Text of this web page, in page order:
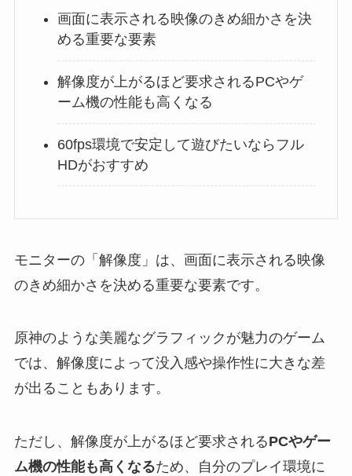
画面に表示される映像のきめ細かさを決
める重要な要素
解像度が上がるほど要求されるPCやゲ
ーム機の性能も高くなる
60fps環境で安定して遊びたいならフル
HDがおすすめ
モニターの「解像度」は、画面に表示される映像
のきめ細かさを決める重要な要素です。
原神のような美麗なグラフィックが魅力のゲーム
では、解像度によって没入感や操作性に大きな差
が出ることもあります。
ただし、解像度が上がるほど要求されるPCやゲー
ム機の性能も高くなるため、自分のプレイ環境に